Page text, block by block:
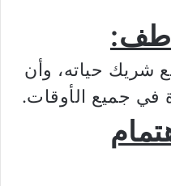
شريك حياته، وأن
في جميع الأوقات.